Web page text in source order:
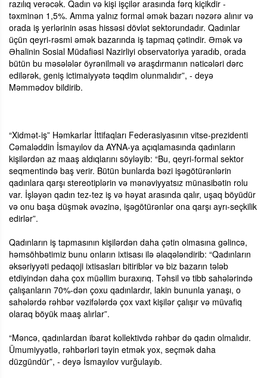
razılıq verəcək. Qadın və kişi işçilər arasında fərq kiçikdir -
təxminən 1,5%. Amma yalnız formal əmək bazarı nəzərə alınır və
orada iş yerlərinin əsas hissəsi dövlət sektorundadır. Qadınlar
üçün qeyri-rəsmi əmək bazarında iş tapmaq çətindir. Əmək və
Əhalinin Sosial Müdafiəsi Nazirliyi observatoriya yaradıb, orada
bütün bu məsələlər öyrənilməli və araşdırmanın nəticələri dərc
edilərək, geniş ictimaiyyətə təqdim olunmalıdır”, - deyə
Məmmədov bildirib.
“Xidmət-iş” Həmkarlar İttifaqları Federasiyasının vitse-prezidenti
Cəmaləddin İsmayılov da AYNA-ya açıqlamasında qadınların
kişilərdən az maaş aldıqlarını söyləyib: “Bu, qeyri-formal sektor
seqmentində baş verir. Bütün bunlarda bəzi işəgötürənlərin
qadınlara qarşı stereotiplərin və mənəviyyatsız münasibətin rolu
var. İşləyən qadın tez-tez iş və həyat arasında qalır, uşaq böyüdür
və onu başa düşmək əvəzinə, işəgötürənlər ona qarşı ayrı-seçkilik
edirlər”.
Qadınların iş tapmasının kişilərdən daha çətin olmasına gəlincə,
həmsöhbətimiz bunu onların ixtisası ilə əlaqələndirib: “Qadınların
əksəriyyəti pedaqoji ixtisasları bitiriblər və biz bazarın tələb
etdiyindən daha çox müəllim buraxırıq. Təhsil və tibb sahələrində
çalışanların 70%-dən çoxu qadınlardır, lakin bununla yanaşı, o
sahələrdə rəhbər vəzifələrdə çox vaxt kişilər çalışır və müvafiq
olaraq böyük maaş alırlar”.
“Məncə, qadınlardan ibarət kollektivdə rəhbər də qadın olmalıdır.
Ümumiyyətlə, rəhbərləri təyin etmək yox, seçmək daha
düzgündür”, - deyə İsmayılov vurğulayıb.